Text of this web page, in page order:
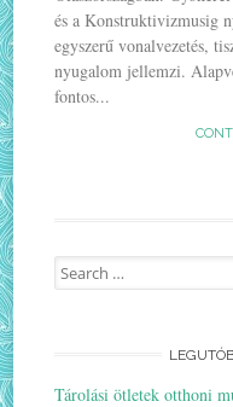
és a Konstruktivizmusig
egyszerű vonalvezetés,
nyugalom jellemzi.
fontos...
Search
for:
Tárolási ötletek otthoni